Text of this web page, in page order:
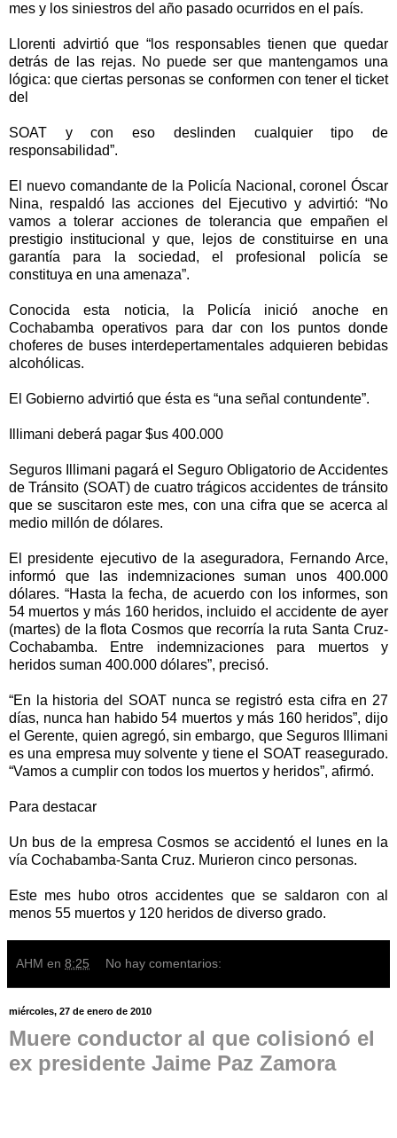
mes y los siniestros del año pasado ocurridos en el país.
Llorenti advirtió que “los responsables tienen que quedar
detrás de las rejas. No puede ser que mantengamos una
lógica: que ciertas personas se conformen con tener el ticket
del
SOAT y con eso deslinden cualquier tipo de
responsabilidad”.
El nuevo comandante de la Policía Nacional, coronel Óscar
Nina, respaldó las acciones del Ejecutivo y advirtió: “No
vamos a tolerar acciones de tolerancia que empañen el
prestigio institucional y que, lejos de constituirse en una
garantía para la sociedad, el profesional policía se
constituya en una amenaza”.
Conocida esta noticia, la Policía inició anoche en
Cochabamba operativos para dar con los puntos donde
choferes de buses interdepertamentales adquieren bebidas
alcohólicas.
El Gobierno advirtió que ésta es “una señal contundente”.
Illimani deberá pagar $us 400.000
Seguros Illimani pagará el Seguro Obligatorio de Accidentes
de Tránsito (SOAT) de cuatro trágicos accidentes de tránsito
que se suscitaron este mes, con una cifra que se acerca al
medio millón de dólares.
El presidente ejecutivo de la aseguradora, Fernando Arce,
informó que las indemnizaciones suman unos 400.000
dólares. “Hasta la fecha, de acuerdo con los informes, son
54 muertos y más 160 heridos, incluido el accidente de ayer
(martes) de la flota Cosmos que recorría la ruta Santa Cruz-
Cochabamba. Entre indemnizaciones para muertos y
heridos suman 400.000 dólares”, precisó.
“En la historia del SOAT nunca se registró esta cifra en 27
días, nunca han habido 54 muertos y más 160 heridos”, dijo
el Gerente, quien agregó, sin embargo, que Seguros Illimani
es una empresa muy solvente y tiene el SOAT reasegurado.
“Vamos a cumplir con todos los muertos y heridos”, afirmó.
Para destacar
Un bus de la empresa Cosmos se accidentó el lunes en la
vía Cochabamba-Santa Cruz. Murieron cinco personas.
Este mes hubo otros accidentes que se saldaron con al
menos 55 muertos y 120 heridos de diverso grado.
AHM en 8:25 No hay comentarios:
miércoles, 27 de enero de 2010
Muere conductor al que colisionó el
ex presidente Jaime Paz Zamora